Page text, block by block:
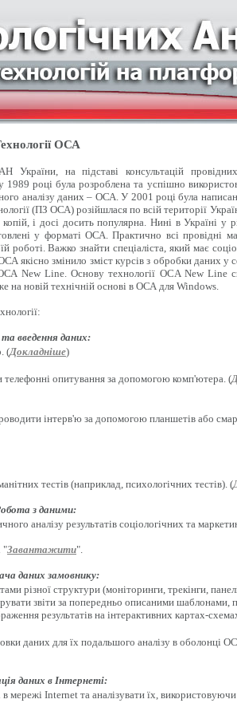
ОСА
України, на підставі консультацій
1989 році була розроблена та успішно
аналізу даних – ОСА. У 2001 році була
(ПЗ ОСА) розійшлася по всій території
і досі досить популярна. Нині в Україні у
у форматі ОСА. Практично всі провідні
Важко знайти спеціаліста, який має
якісно змінило зміст курсів з обробки даних у
New Line. Основу технології OCA New Line
на новій технічній основі в ОСА для Windows.
та введення даних:
(Докладніше)
телефонні опитування за допомогою комп'ютера. (
інтерв'ю за допомогою планшетів або
тестів (наприклад, психологічних тестів). (
з даними:
аналізу результатів соціологічних та
"Завантажити".
даних замовнику:
різної структури (моніторинги, трекінги,
звіти за попередньо описаними шаблонами,
результатів на інтерактивних картах-
даних для їх подальшого аналізу в оболонці
даних в Інтернеті:
мережі Internet та аналізувати їх,